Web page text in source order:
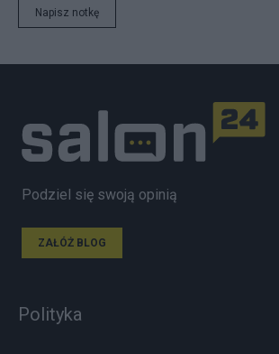
Napisz notkę
Podziel się swoją opinią
ZAŁÓŻ BLOG
Polityka